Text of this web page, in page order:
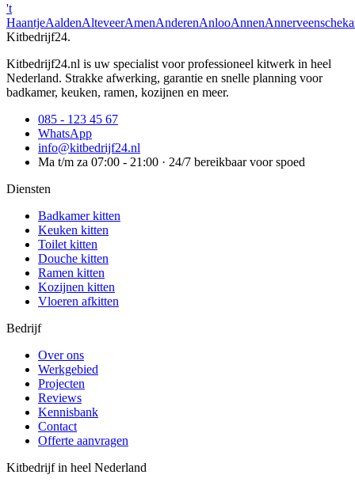
't
HaantjeAaldenAlteveerAmenAnderenAnlooAnnen
Kitbedrijf24.
Kitbedrijf24.nl is uw specialist voor professioneel kitwerk in heel
Nederland. Strakke afwerking, garantie en snelle planning voor
badkamer, keuken, ramen, kozijnen en meer.
085 - 123 45 67
WhatsApp
info@kitbedrijf24.nl
Ma t/m za 07:00 - 21:00 · 24/7 bereikbaar voor spoed
Diensten
Badkamer kitten
Keuken kitten
Toilet kitten
Douche kitten
Ramen kitten
Kozijnen kitten
Vloeren afkitten
Bedrijf
Over ons
Werkgebied
Projecten
Reviews
Kennisbank
Contact
Offerte aanvragen
Kitbedrijf in heel Nederland